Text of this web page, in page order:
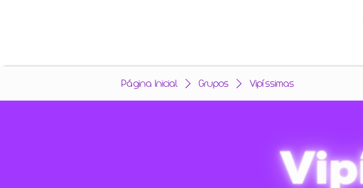
Página Inicial Grupos Vipíssimas